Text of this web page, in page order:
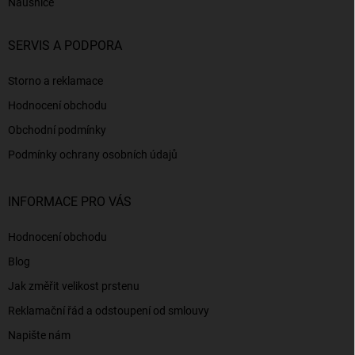
Náušnice
SERVIS A PODPORA
Storno a reklamace
Hodnocení obchodu
Obchodní podmínky
Podmínky ochrany osobních údajů
INFORMACE PRO VÁS
Hodnocení obchodu
Blog
Jak změřit velikost prstenu
Reklamační řád a odstoupení od smlouvy
Napište nám